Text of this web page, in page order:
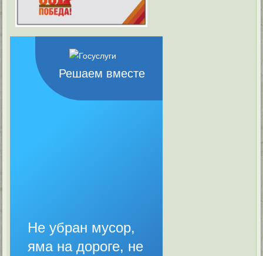
Решаем вместе
Не убран мусор,
яма на дороге, не